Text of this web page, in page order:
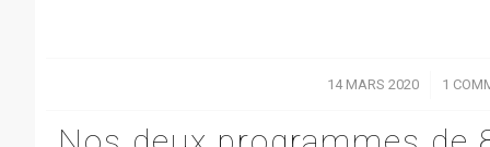
14 MARS 2020
/ 1